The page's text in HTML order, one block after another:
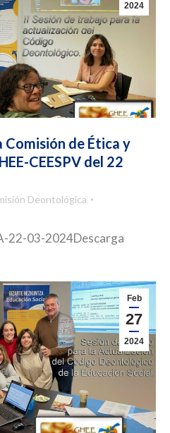
2024
Comisión de Ética y
CEESPV del 22
Deontológica
22-03-2024Descarga
Feb
27
2024